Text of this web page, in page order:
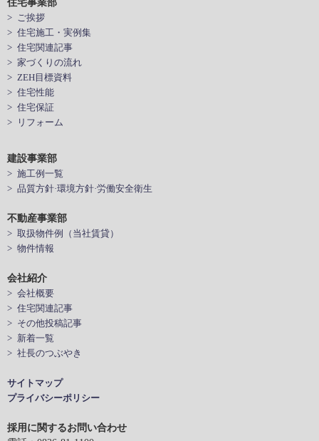
住宅事業部
> ご挨拶
> 住宅施工・実例集
> 住宅関連記事
> 家づくりの流れ
> ZEH目標資料
> 住宅性能
> 住宅保証
> リフォーム
建設事業部
> 施工例一覧
> 品質方針·環境方針·労働安全衛生
不動産事業部
> 取扱物件例（当社賃貸）
> 物件情報
会社紹介
> 会社概要
> 住宅関連記事
> その他投稿記事
> 新着一覧
> 社長のつぶやき
サイトマップ
プライバシーポリシー
採用に関するお問い合わせ